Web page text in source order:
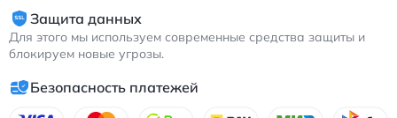
Защита данных
Для этого мы используем современные средства защиты и
блокируем новые угрозы.
Безопасность платежей